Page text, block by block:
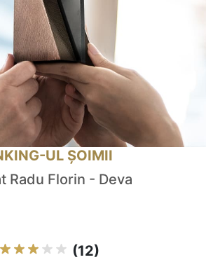
UL ȘOIMII
Radu Florin - Deva
(12)